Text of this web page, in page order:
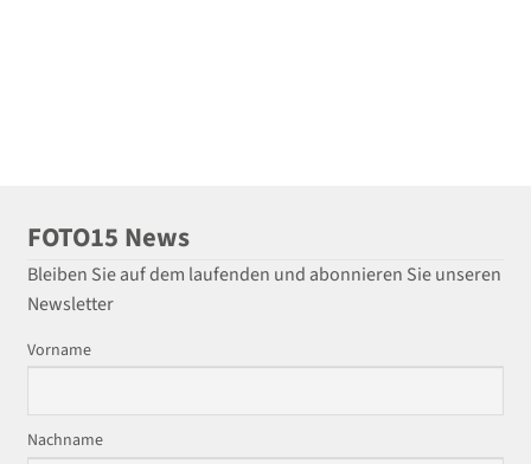
FOTO15 News
Bleiben Sie auf dem laufenden und abonnieren Sie unseren
Newsletter
Vorname
Nachname